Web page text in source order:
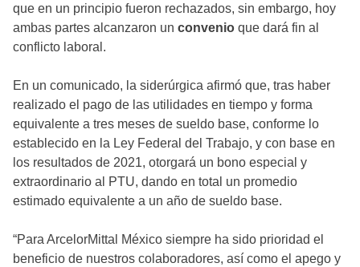
que en un principio fueron rechazados, sin embargo, hoy
ambas partes alcanzaron un convenio que dará fin al
conflicto laboral.
En un comunicado, la siderúrgica afirmó que, tras haber
realizado el pago de las utilidades en tiempo y forma
equivalente a tres meses de sueldo base, conforme lo
establecido en la Ley Federal del Trabajo, y con base en
los resultados de 2021, otorgará un bono especial y
extraordinario al PTU, dando en total un promedio
estimado equivalente a un año de sueldo base.
“Para ArcelorMittal México siempre ha sido prioridad el
beneficio de nuestros colaboradores, así como el apego y